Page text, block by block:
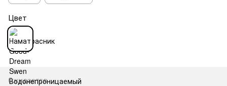
Цвет
Ожидается